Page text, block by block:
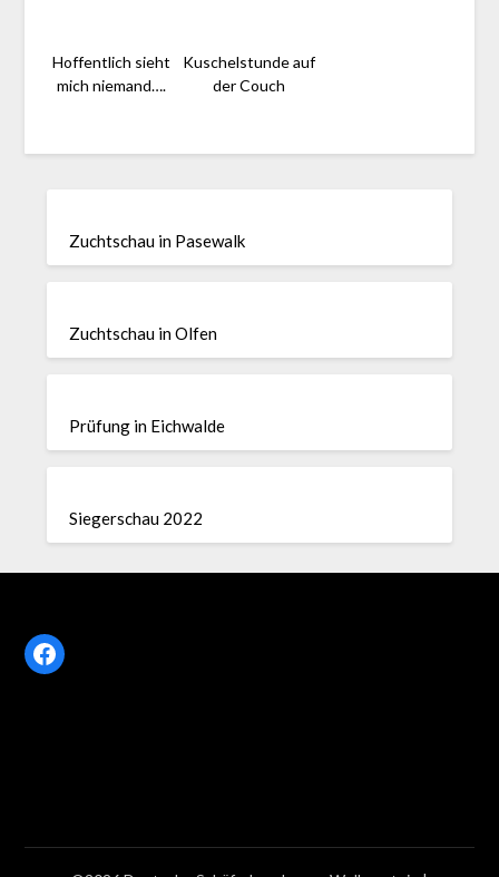
Hoffentlich sieht
mich niemand….
Kuschelstunde auf
der Couch
Zuchtschau in Pasewalk
Zuchtschau in Olfen
Prüfung in Eichwalde
Siegerschau 2022
Facebook